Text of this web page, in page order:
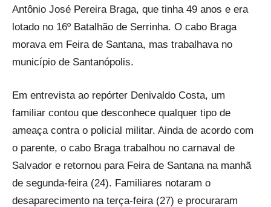
Antônio José Pereira Braga, que tinha 49 anos e era
lotado no 16º Batalhão de Serrinha. O cabo Braga
morava em Feira de Santana, mas trabalhava no
município de Santanópolis.
Em entrevista ao repórter Denivaldo Costa, um
familiar contou que desconhece qualquer tipo de
ameaça contra o policial militar. Ainda de acordo com
o parente, o cabo Braga trabalhou no carnaval de
Salvador e retornou para Feira de Santana na manhã
de segunda-feira (24). Familiares notaram o
desaparecimento na terça-feira (27) e procuraram